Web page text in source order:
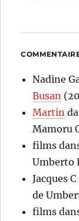
Nadine
Busan
Martin
Mamoru
films
Umberto
Jacques C
de
films